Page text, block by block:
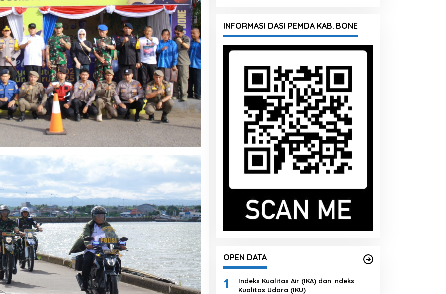
INFORMASI DASI PEMDA KAB. BONE
OPEN DATA
1
Indeks Kualitas Air (IKA) dan Indeks
Kualitas Udara (IKU)